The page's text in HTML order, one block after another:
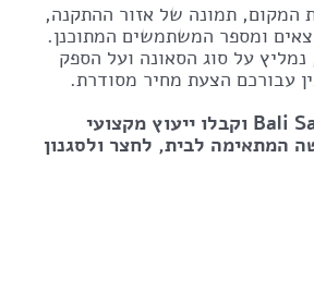
המקום, תמונה של אזור ההתקנה,
ומספר המשתמשים המתוכנן.
על סוג הסאונה ועל הספק
עבורכם הצעת מחיר מסודרת.
צרו קשר עם Bali Sauna וקבלו ייעוץ מקצועי
המתאימה לבית, לחצר ולסגנון